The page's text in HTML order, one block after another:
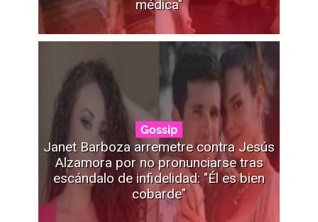
médica"
Gossip
Janet Barboza arremetre contra Jesús
Alzamora por no pronunciarse tras
escándalo de infidelidad: "Él es bien
cobarde"